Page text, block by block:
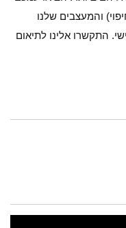
והמעצבים שלנו
התקשרו אלינו לתיאום